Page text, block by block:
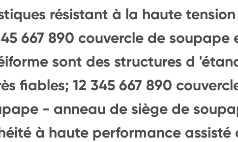
résistant à la haute
667 890 couvercle de soupape
sont des structures d
fiables; 12 345 667 890
- anneau de siège de
à haute performance assisté